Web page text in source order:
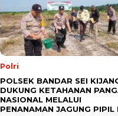
Polri
POLSEK BANDAR SEI
DUKUNG KETAHANAN
NASIONAL MELALUI
PENANAMAN JAGUNG PIPIL